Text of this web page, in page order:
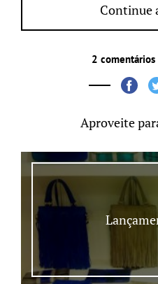
Continue
2 comentários
Aproveite